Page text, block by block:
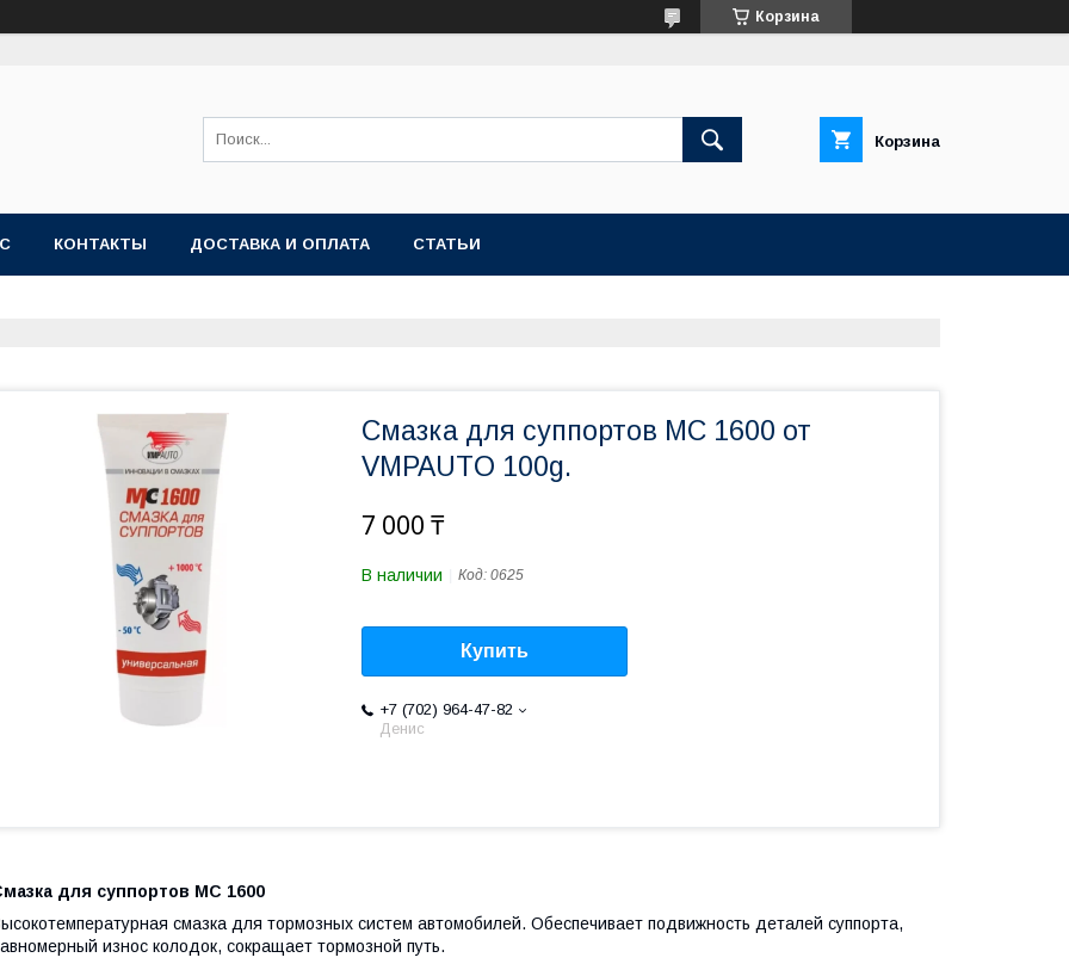
Корзина
Корзина
КОНТАКТЫ ДОСТАВКА И ОПЛАТА СТАТЬИ
Смазка для суппортов МС 1600 от
VMPAUTO 100g.
7 000 ₸
В наличии Код: 0625
Купить
+7 (702) 964-47-82
Денис
для суппортов МС 1600
смазка для тормозных систем автомобилей. Обеспечивает подвижность деталей суппорта,
износ колодок, сокращает тормозной путь.